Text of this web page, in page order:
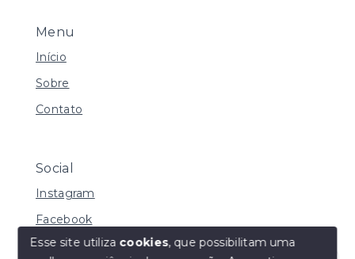
Menu
Início
Sobre
Contato
Social
Instagram
Facebook
Esse site utiliza cookies, que possibilitam uma